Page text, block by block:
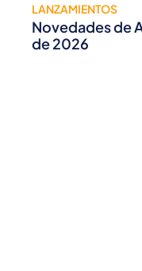
LANZAMIENTOS
Novedades de
de 2026